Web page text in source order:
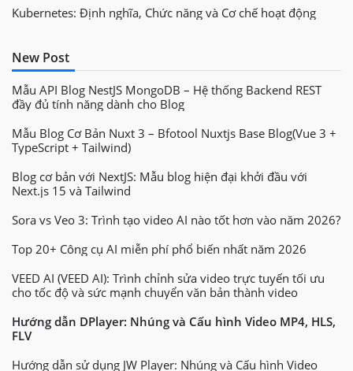
Kubernetes: Định nghĩa, Chức năng và Cơ chế hoạt động
New Post
Mẫu API Blog NestJS MongoDB – Hệ thống Backend REST
đầy đủ tính năng dành cho Blog
Mẫu Blog Cơ Bản Nuxt 3 – Bfotool Nuxtjs Base Blog(Vue 3 +
TypeScript + Tailwind)
Blog cơ bản với NextJS: Mẫu blog hiện đại khởi đầu với
Next.js 15 và Tailwind
Sora vs Veo 3: Trình tạo video AI nào tốt hơn vào năm 2026?
Top 20+ Công cụ AI miễn phí phổ biến nhất năm 2026
VEED AI (VEED AI): Trình chỉnh sửa video trực tuyến tối ưu
cho tốc độ và sức mạnh chuyển văn bản thành video
Hướng dẫn DPlayer: Nhúng và Cấu hình Video MP4, HLS,
FLV
Hướng dẫn sử dụng JW Player: Nhúng và Cấu hình Video